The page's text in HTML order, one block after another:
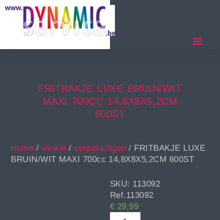
FRITBAKJE LUXE BRUIN/WIT
MAXI 700CC 14,8X8X5,2CM
600ST
Home / winkel /verpakkingen / FRITBAKJE LUXE
BRUIN/WIT MAXI 700cc 14,8X8X5,2CM 600ST
SKU: 113092
Ref.113092
€ 29,99